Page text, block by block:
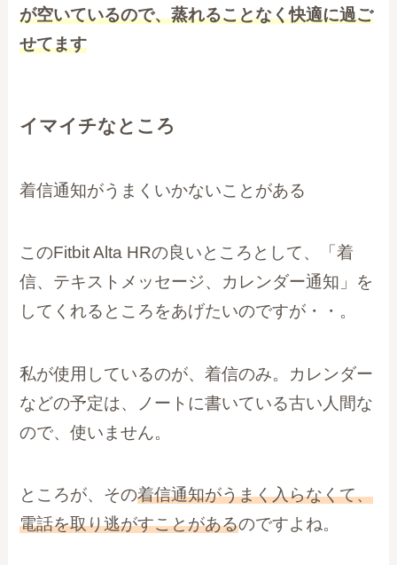
が空いているので、蒸れることなく快適に過ご
せてます
イマイチなところ
着信通知がうまくいかないことがある
このFitbit Alta HRの良いところとして、「着
信、テキストメッセージ、カレンダー通知」を
してくれるところをあげたいのですが・・。
私が使用しているのが、着信のみ。カレンダー
などの予定は、ノートに書いている古い人間な
ので、使いません。
ところが、その着信通知がうまく入らなくて、
電話を取り逃がすことがあるのですよね。